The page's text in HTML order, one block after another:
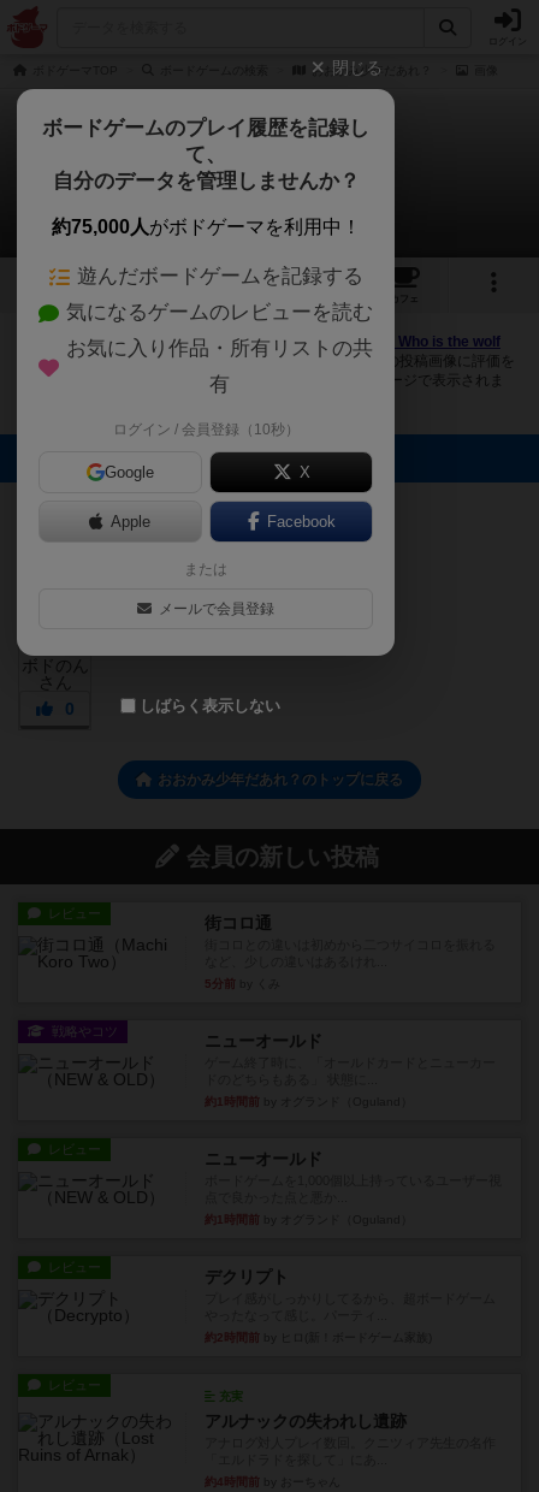
おおかみ少年だあれ？
おおかみ少年だあれ？
1件の画像
1 1
カフェ
ボドゲーマにログインすると、 「おおかみ少年だあれ？（ Who is the wolf
boy?）」の画像をアップロード出来たり、他のユーザーの投稿画像に評価を
付けることができます。また、トップ6の画像は様々なページで表示されま
0
おおかみ少年だあれ？のトップに戻る
会員の新しい投稿
レビュー 街コロ通
5分前
戦略やコツ ニューオールド
約1時間前
レビュー ニューオールド
約1時間前
レビュー デクリプト
約2時間前
レビュー
充実
アルナックの失われし遺跡
約4時間前
閉じる
ボードゲームのプレイ履歴を記録し
て、
自分のデータを管理しませんか？
約75,000人がボドゲーマを利用中！
遊んだボードゲームを記録する
気になるゲームのレビューを読む
お気に入り作品・所有リストの共
有
ログイン / 会員登録（10秒）
Google X
Apple Facebook
または
メールで会員登録
しばらく表示しない